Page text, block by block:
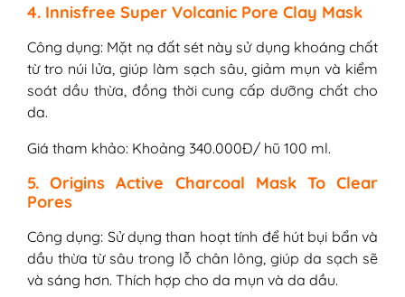
4. Innisfree Super Volcanic Pore Clay Mask
Công dụng: Mặt nạ đất sét này sử dụng khoáng chất
từ tro núi lửa, giúp làm sạch sâu, giảm mụn và kiểm
soát dầu thừa, đồng thời cung cấp dưỡng chất cho
da.
Giá tham khảo: Khoảng 340.000Đ/ hũ 100 ml.
5. Origins Active Charcoal Mask To Clear
Pores
Công dụng: Sử dụng than hoạt tính để hút bụi bẩn và
dầu thừa từ sâu trong lỗ chân lông, giúp da sạch sẽ
và sáng hơn. Thích hợp cho da mụn và da dầu.